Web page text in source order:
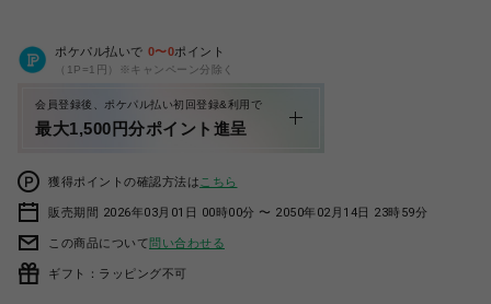
ポケパル払いで 0〜0ポイント
（1P=1円）※キャンペーン分除く
会員登録後、ポケパル払い初回登録&利用で
最大1,500円分ポイント進呈
獲得ポイントの確認方法は こちら
販売期間 2026年03月01日 00時00分 〜 2050年02月14日 23時59分
この商品について問い合わせる
ギフト：ラッピング不可